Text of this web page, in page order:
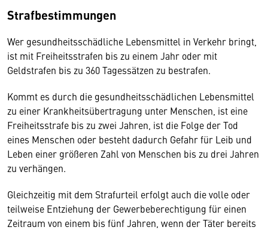
Strafbestimmungen
Wer gesundheitsschädliche Lebensmittel in Verkehr bringt,
ist mit Freiheitsstrafen bis zu einem Jahr oder mit
Geldstrafen bis zu 360 Tagessätzen zu bestrafen.
Kommt es durch die gesundheitsschädlichen Lebensmittel
zu einer Krankheitsübertragung unter Menschen, ist eine
Freiheitsstrafe bis zu zwei Jahren, ist die Folge der Tod
eines Menschen oder besteht dadurch Gefahr für Leib und
Leben einer größeren Zahl von Menschen bis zu drei Jahren
zu verhängen.
Gleichzeitig mit dem Strafurteil erfolgt auch die volle oder
teilweise Entziehung der Gewerbeberechtigung für einen
Zeitraum von einem bis fünf Jahren, wenn der Täter bereits